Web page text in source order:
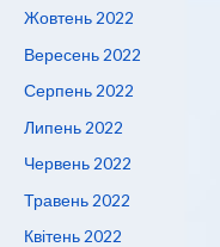
Жовтень 2022
Вересень 2022
Серпень 2022
Липень 2022
Червень 2022
Травень 2022
Квітень 2022